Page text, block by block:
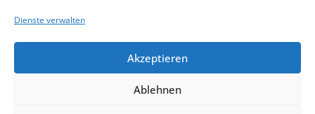
Dienste verwalten
Akzeptieren
Ablehnen